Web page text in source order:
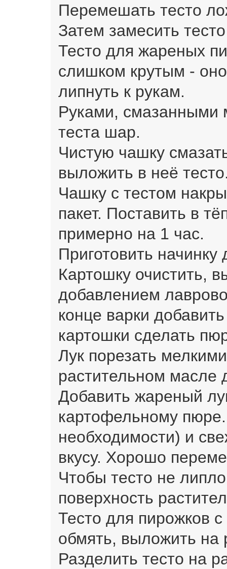
Перемешать тесто
Затем замесить
Тесто для жареных
слишком крутым -
липнуть к рукам.
Руками, смазанными
теста шар.
Чистую чашку
выложить в неё
Чашку с тестом
пакет. Поставить в
примерно на 1 час.
Приготовить начинку
Картошку очистить,
добавлением
конце варки
картошки сделать
Лук порезать
растительном масле
Добавить жареный
картофельному
необходимости) и
вкусу. Хорошо
Чтобы тесто не
поверхность
Тесто для пирожков
обмять, выложить на
Разделить тесто на